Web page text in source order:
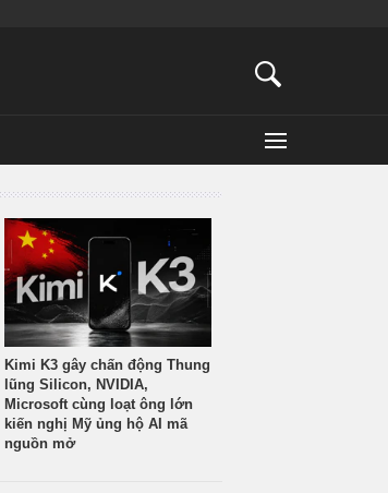
Kimi K3 gây chấn động Thung
lũng Silicon, NVIDIA,
Microsoft cùng loạt ông lớn
kiến nghị Mỹ ủng hộ AI mã
nguồn mở